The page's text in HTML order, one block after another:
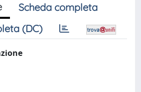
Scheda completa
(DC)